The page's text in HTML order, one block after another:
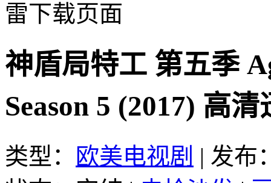
雷下载页面
神盾局特工 第五季
Season 5 (2017) 高
类型： 欧美电视剧 | 发布